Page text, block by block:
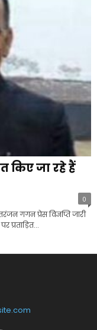
किए जा रहे हैं
0
गगन प्रेस विज्ञप्ति जारी
प्रताड़ित...